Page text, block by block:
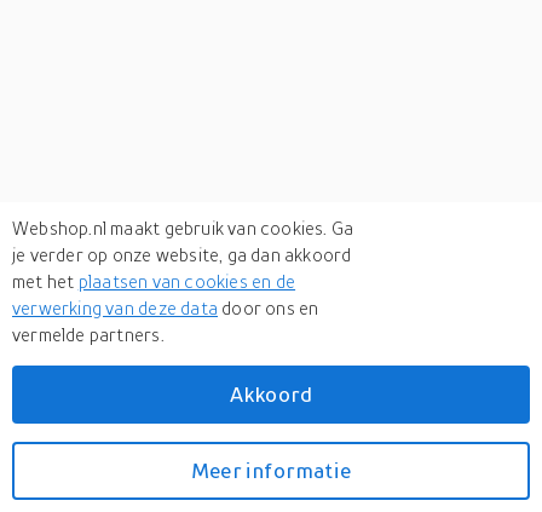
gerelateerde categorieën
Computers
Webshop.nl maakt gebruik van cookies. Ga
je verder op onze website, ga dan akkoord
met het plaatsen van cookies en de
verwerking van deze data door ons en
vermelde partners.
Akkoord
Meer informatie